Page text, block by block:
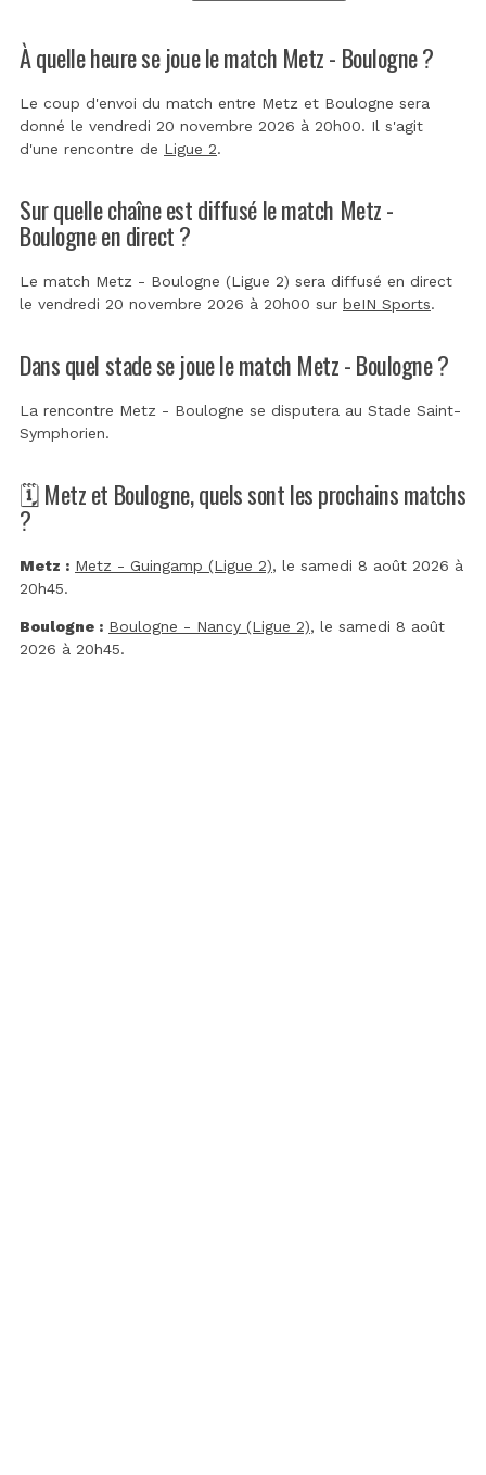
À quelle heure se joue le match Metz - Boulogne ?
Le coup d'envoi du match entre Metz et Boulogne sera
donné le vendredi 20 novembre 2026 à 20h00. Il s'agit
d'une rencontre de Ligue 2.
Sur quelle chaîne est diffusé le match Metz -
Boulogne en direct ?
Le match Metz - Boulogne (Ligue 2) sera diffusé en direct
le vendredi 20 novembre 2026 à 20h00 sur beIN Sports.
Dans quel stade se joue le match Metz - Boulogne ?
La rencontre Metz - Boulogne se disputera au Stade Saint-
Symphorien.
🗓️ Metz et Boulogne, quels sont les prochains matchs
?
Metz : Metz - Guingamp (Ligue 2), le samedi 8 août 2026 à
20h45.
Boulogne : Boulogne - Nancy (Ligue 2), le samedi 8 août
2026 à 20h45.